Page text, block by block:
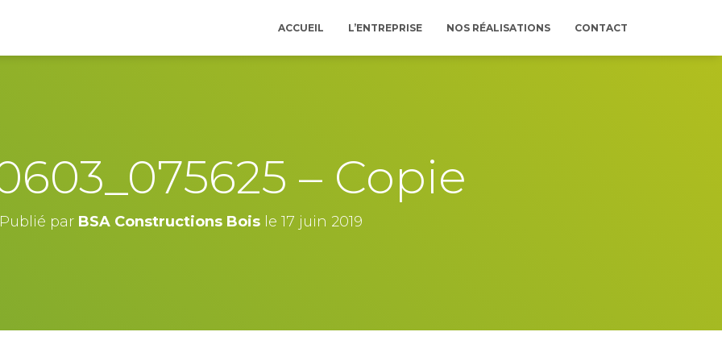
ACCUEIL L’ENTREPRISE NOS RÉALISATIONS CONTACT
– Copie
par BSA Constructions Boisle 17 juin 2019